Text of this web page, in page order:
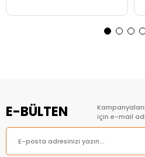
E-BÜLTEN
için e-mail